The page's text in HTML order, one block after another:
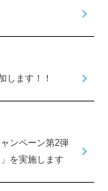
します！！
ンペーン第2弾
を実施します